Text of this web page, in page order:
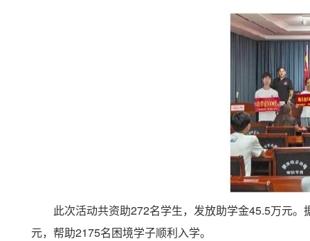
此次活动共资助272名学生，发放助学金45.5万元
元，帮助2175名困境学子顺利入学。